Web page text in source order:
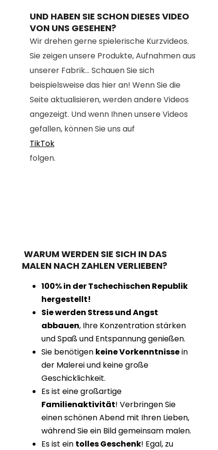
UND HABEN SIE SCHON DIESES VIDEO
VON UNS GESEHEN?
Wir drehen gerne spielerische Kurzvideos.
Sie zeigen unsere Produkte, Aufnahmen aus
unserer Fabrik... Schauen Sie sich
beispielsweise das hier an! Wenn Sie die
Seite aktualisieren, werden andere Videos
angezeigt. Und wenn Ihnen unsere Videos
gefallen, können Sie uns auf
TikTok
folgen.
WARUM WERDEN SIE SICH IN DAS
MALEN NACH ZAHLEN VERLIEBEN?
100% in der Tschechischen Republik
hergestellt!
Sie werden Stress und Angst
abbauen, Ihre Konzentration stärken
und Spaß und Entspannung genießen.
Sie benötigen keine Vorkenntnissein
der Malerei und keine große
Geschicklichkeit.
Es ist eine großartige
Familienaktivität! Verbringen Sie
einen schönen Abend mit Ihren Lieben,
während Sie ein Bild gemeinsam malen.
Es ist ein tolles Geschenk! Egal, zu